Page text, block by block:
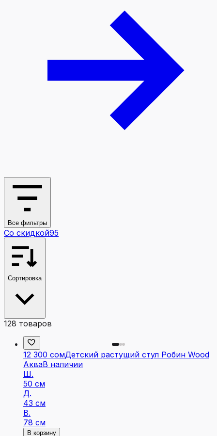
Все фильтры
Со скидкой95
Сортировка
128 товаров
12 300 сомДетский растущий стул Робин Wood
АкваВ наличии
Ш.
50 см
Д.
43 см
В.
78 см
В корзину